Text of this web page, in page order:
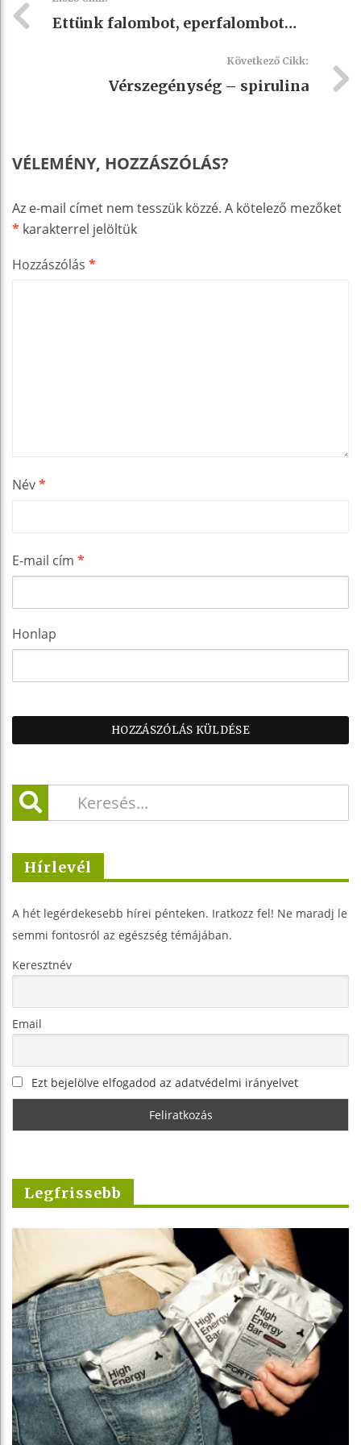
Ettünk falombot, eperfalombot…
Következő Cikk:
Vérszegénység – spirulina
VÉLEMÉNY, HOZZÁSZÓLÁS?
Az e-mail címet nem tesszük közzé. A kötelező mezőket
* karakterrel jelöltük
Hozzászólás *
Név*
E-mail cím *
Honlap
Hírlevél
A hét legérdekesebb hírei pénteken. Iratkozz fel! Ne maradj le
semmi fontosról az egészség témájában.
Keresztnév
Email
Ezt bejelölve elfogadod az adatvédelmi irányelvet
Legfrissebb